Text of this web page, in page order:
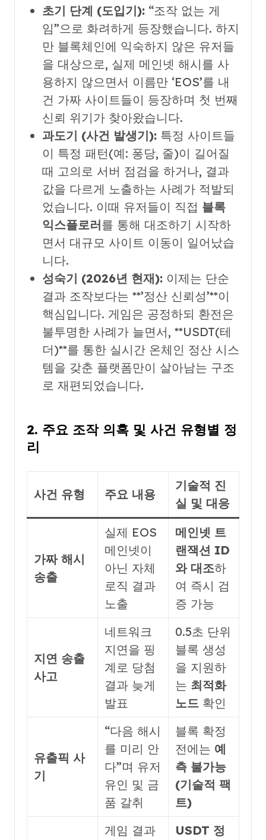
초기 단계 (도입기):“조작 없는 게
임”으로 화려하게 등장했습니다. 하지
만 블록체인에 익숙하지 않은 유저들
을 대상으로, 실제 메인넷 해시를 사
용하지 않으면서 이름만 ‘EOS’를 내
건 가짜 사이트들이 등장하며 첫 번째
신뢰 위기가 찾아왔습니다.
과도기 (사건 발생기):특정 사이트들
이 특정 패턴(예: 퐁당, 줄)이 길어질
때 고의로 서버 점검을 하거나, 결과
값을 다르게 노출하는 사례가 적발되
었습니다. 이때 유저들이 직접 블록
익스플로러를 통해 대조하기 시작하
면서 대규모 사이트 이동이 일어났습
니다.
성숙기 (2026년 현재):이제는 단순
결과 조작보다는 **’정산 신뢰성’**이
핵심입니다. 게임은 공정하되 환전은
불투명한 사례가 늘면서, **USDT(테
더)**를 통한 실시간 온체인 정산 시스
템을 갖춘 플랫폼만이 살아남는 구조
로 재편되었습니다.
2. 주요 조작 의혹 및 사건 유형별 정
리
사건 유형 주요 내용
기술적 진
실 및 대응
가짜 해시
송출
실제 EOS
메인넷이
아닌 자체
로직 결과
노출
메인넷 트
랜잭션 ID
와 대조하
여 즉시 검
증 가능
지연 송출
사고
네트워크
지연을 핑
계로 당첨
결과 늦게
발표
0.5초 단위
블록 생성
을 지원하
는 최적화
노드 확인
유출픽 사
기
“다음 해시
를 미리 안
다”며 유저
유인 및 금
품 갈취
블록 확정
전에는 예
측 불가능
(기술적 팩
트)
게임 결과
USDT 정